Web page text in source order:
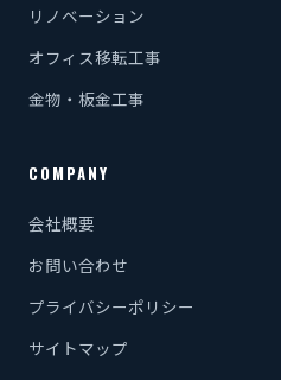
リノベーション
オフィス移転工事
金物・板金工事
COMPANY
会社概要
お問い合わせ
プライバシーポリシー
サイトマップ